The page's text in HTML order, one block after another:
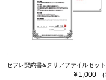
セフレ契約書&クリアファイルセット
¥1,000 （